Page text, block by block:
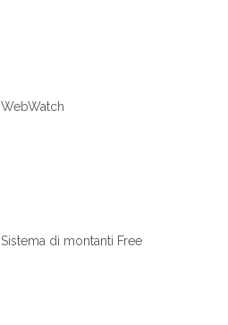
WebWatch
Sistema di montanti Free